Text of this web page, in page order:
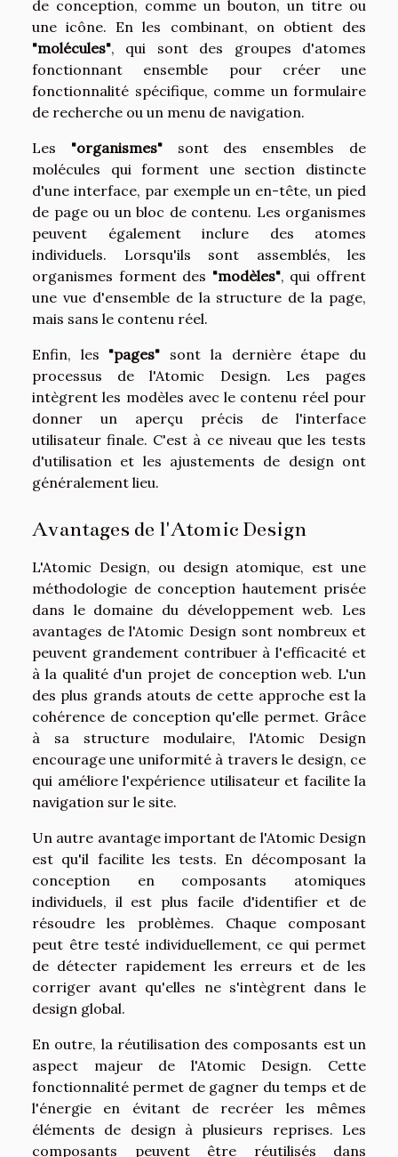
de conception, comme un bouton, un titre ou
une icône. En les combinant, on obtient des
"molécules", qui sont des groupes d'atomes
fonctionnant ensemble pour créer une
fonctionnalité spécifique, comme un formulaire
de recherche ou un menu de navigation.
Les "organismes"sont des ensembles de
molécules qui forment une section distincte
d'une interface, par exemple un en-tête, un pied
de page ou un bloc de contenu. Les organismes
peuvent également inclure des atomes
individuels. Lorsqu'ils sont assemblés, les
organismes forment des "modèles", qui offrent
une vue d'ensemble de la structure de la page,
mais sans le contenu réel.
Enfin, les "pages" sont la dernière étape du
processus de l'Atomic Design. Les pages
intègrent les modèles avec le contenu réel pour
donner un aperçu précis de l'interface
utilisateur finale. C'est à ce niveau que les tests
d'utilisation et les ajustements de design ont
généralement lieu.
Avantages de l'Atomic Design
L'Atomic Design, ou design atomique, est une
méthodologie de conception hautement prisée
dans le domaine du développement web. Les
avantages de l'Atomic Design sont nombreux et
peuvent grandement contribuer à l'efficacité et
à la qualité d'un projet de conception web. L'un
des plus grands atouts de cette approche est la
cohérence de conception qu'elle permet. Grâce
à sa structure modulaire, l'Atomic Design
encourage une uniformité à travers le design, ce
qui améliore l'expérience utilisateur et facilite la
navigation sur le site.
Un autre avantage important de l'Atomic Design
est qu'il facilite les tests. En décomposant la
conception en composants atomiques
individuels, il est plus facile d'identifier et de
résoudre les problèmes. Chaque composant
peut être testé individuellement, ce qui permet
de détecter rapidement les erreurs et de les
corriger avant qu'elles ne s'intègrent dans le
design global.
En outre, la réutilisation des composants est un
aspect majeur de l'Atomic Design. Cette
fonctionnalité permet de gagner du temps et de
l'énergie en évitant de recréer les mêmes
éléments de design à plusieurs reprises. Les
composants peuvent être réutilisés dans